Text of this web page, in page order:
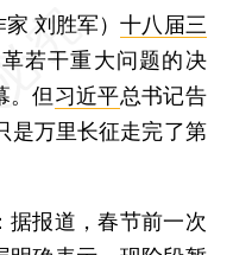
家 刘胜军）十八届三
若干重大问题的决
。但习近平总书记告
是万里长征走完了第
报道，春节前一次